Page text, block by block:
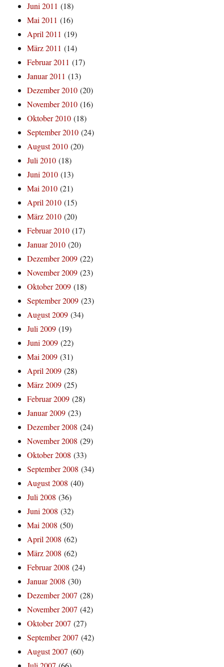
Juni 2011 (18)
Mai 2011 (16)
April 2011 (19)
März 2011 (14)
Februar 2011 (17)
Januar 2011 (13)
Dezember 2010 (20)
November 2010 (16)
Oktober 2010 (18)
September 2010 (24)
August 2010 (20)
Juli 2010 (18)
Juni 2010 (13)
Mai 2010 (21)
April 2010 (15)
März 2010 (20)
Februar 2010 (17)
Januar 2010 (20)
Dezember 2009 (22)
November 2009 (23)
Oktober 2009 (18)
September 2009 (23)
August 2009 (34)
Juli 2009 (19)
Juni 2009 (22)
Mai 2009 (31)
April 2009 (28)
März 2009 (25)
Februar 2009 (28)
Januar 2009 (23)
Dezember 2008 (24)
November 2008 (29)
Oktober 2008 (33)
September 2008 (34)
August 2008 (40)
Juli 2008 (36)
Juni 2008 (32)
Mai 2008 (50)
April 2008 (62)
März 2008 (62)
Februar 2008 (24)
Januar 2008 (30)
Dezember 2007 (28)
November 2007 (42)
Oktober 2007 (27)
September 2007 (42)
August 2007 (60)